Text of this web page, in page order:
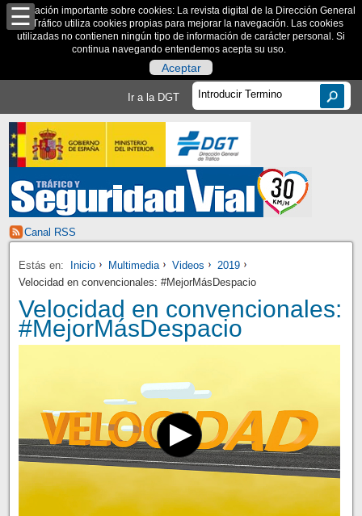
Información importante sobre cookies: La revista digital de la Dirección General
de Tráfico utiliza cookies propias para mejorar la navegación. Las cookies
utilizadas no contienen ningún tipo de información de carácter personal. Si
continua navegando entendemos acepta su uso.
Aceptar
Ir a la DGT
Canal RSS
Estás en: Inicio Multimedia Videos
2019
Velocidad en convencionales: #MejorMásDespacio
Velocidad en convencionales:
#MejorMásDespacio